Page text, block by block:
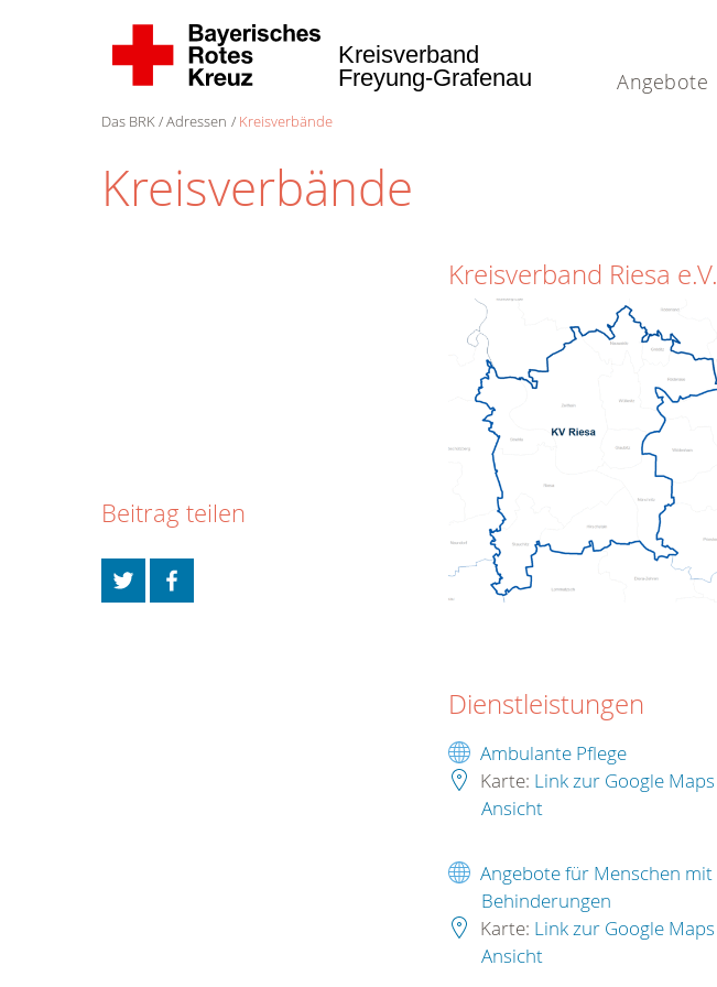
Angebote
Kreisverband
Freyung-Grafenau
Das BRK Adressen Kreisverbände
Kreisverbände
Kreisverband Riesa e.V.
Dienstleistungen
Ambulante Pflege
Karte: Link zur Google Maps
Ansicht
Angebote für Menschen mit
Behinderungen
Karte: Link zur Google Maps
Ansicht
Beitrag teilen